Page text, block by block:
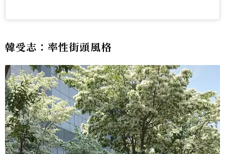
韓受志：率性街頭風格